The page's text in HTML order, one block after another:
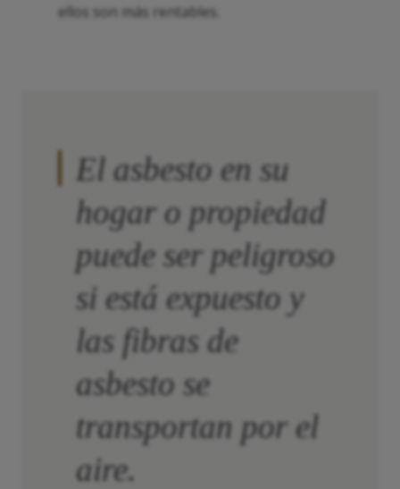
ellos son más rentables.
El asbesto en su
hogar o propiedad
puede ser peligroso
si está expuesto y
las fibras de
asbesto se
transportan por el
aire.